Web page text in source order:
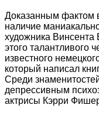
Доказанным фактом
наличие
художника Винсента
этого талантливого
известного
который написал
Среди
депрессивным
актрисы Кэрри